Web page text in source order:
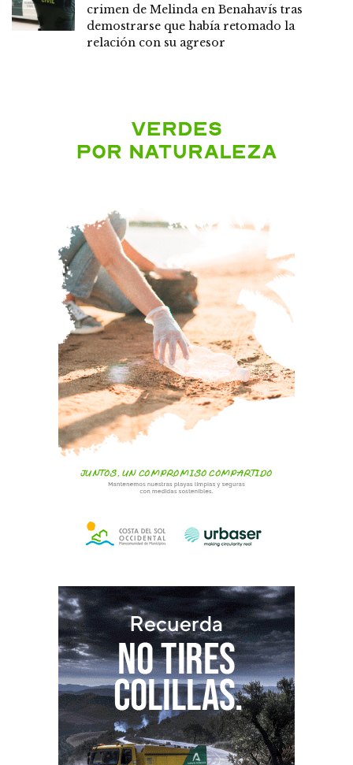
crimen de Melinda en Benahavís tras
demostrarse que había retomado la
relación con su agresor